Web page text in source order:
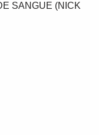
SANGUE (NICK